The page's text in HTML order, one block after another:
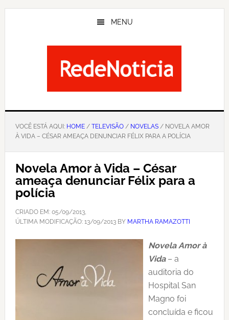
Skip
MENU
VOCÊ ESTÁ AQUI: HOME/ TELEVISÃO/ NOVELAS/ NOVELA AMOR
À VIDA – CÉSAR AMEAÇA DENUNCIAR FÉLIX PARA A POLÍCIA
Novela Amor à Vida – César
ameaça denunciar Félix para a
polícia
CRIADO EM: 05/09/2013,
ÚLTIMA MODIFICAÇÃO: 13/09/2013BY MARTHA RAMAZOTTI
Novela Amor à
Vida– a
auditoria do
Hospital San
Magno foi
concluída e ficou